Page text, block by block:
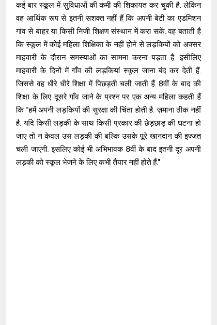
कई बार स्कूल में सुविधाओं की कमी की शिकायत कर चुकी है. लेकिन
वह आर्थिक रूप से इतनी सशक्त नहीं हैं कि अपनी बेटी का एडमिशन
गांव से बाहर या किसी निजी शिक्षण संस्थान में करा सकें. वह बताती है
कि स्कूल में कोई महिला शिक्षिका के नहीं होने से लड़कियों को अक्सर
माहवारी के दौरान समस्याओं का सामना करना पड़ता है. इसीलिए
माहवारी के दिनों में गाँव की लड़कियां स्कूल जाना बंद कर देती हैं.
जिससे वह धीरे धीरे शिक्षा में पिछड़ती चली जाती हैं. 8वीं के बाद की
शिक्षा के लिए दूसरे गाँव जाने के प्रश्न पर एक अन्य महिला कहती हैं
कि "हमें अपनी लड़कियों की सुरक्षा की चिंता होती है. ज़माना ठीक नहीं
है. यदि किसी लड़की के साथ किसी प्रकार की छेड़छाड़ की घटना हो
जाए तो न केवल उस लड़की की बल्कि उसके पूरे खानदान की इज्जत
चली जाएगी. इसलिए कोई भी अभिभावक 8वीं के बाद इतनी दूर अपनी
लड़की को स्कूल भेजने के लिए कभी तैयार नहीं होते हैं."